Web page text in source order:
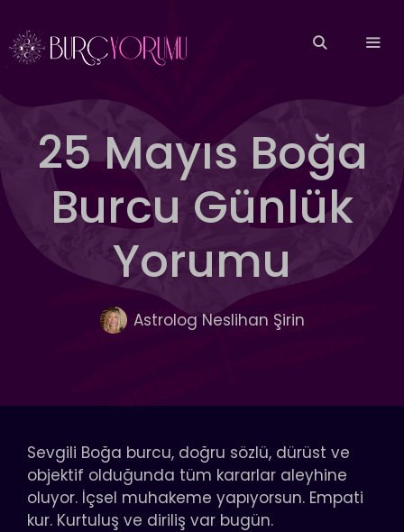
atla
25 Mayıs Boğa
Burcu Günlük
Yorumu
Astrolog Neslihan Şirin
Sevgili Boğa burcu, doğru sözlü, dürüst ve
objektif olduğunda tüm kararlar aleyhine
oluyor. İçsel muhakeme yapıyorsun. Empati
kur. Kurtuluş ve diriliş var bugün.